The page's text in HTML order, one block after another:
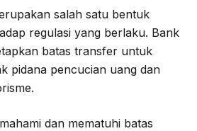
salah satu bentuk
regulasi yang berlaku. Bank
batas transfer untuk
pidana pencucian uang dan
dan mematuhi batas